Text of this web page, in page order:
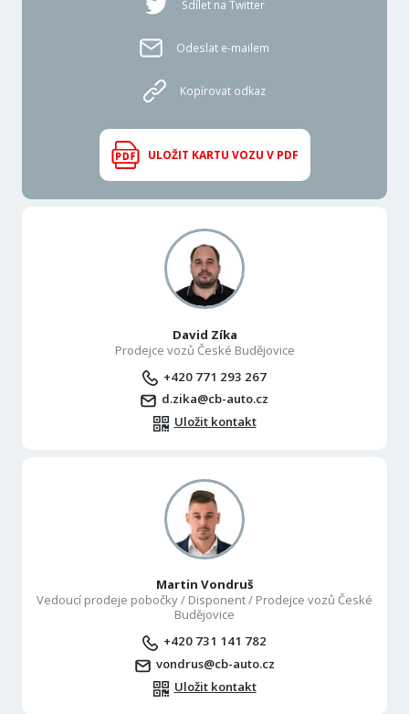
Sdílet na Twitter
Odeslat e-mailem
Kopírovat odkaz
ULOŽIT KARTU VOZU V PDF
David Zíka
Prodejce vozů České Budějovice
+420 771 293 267
d.zika@cb-auto.cz
Uložit kontakt
Martin Vondruš
Vedoucí prodeje pobočky / Disponent / Prodejce vozů České
Budějovice
+420 731 141 782
vondrus@cb-auto.cz
Uložit kontakt